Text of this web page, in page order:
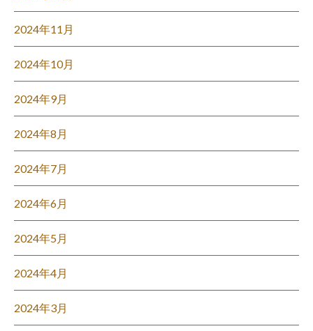
2024年11月
2024年10月
2024年9月
2024年8月
2024年7月
2024年6月
2024年5月
2024年4月
2024年3月